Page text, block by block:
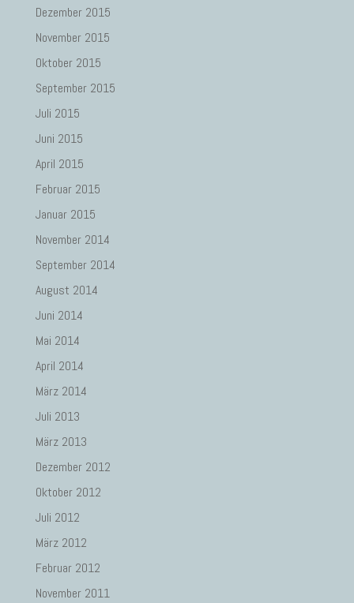
Dezember 2015
November 2015
Oktober 2015
September 2015
Juli 2015
Juni 2015
April 2015
Februar 2015
Januar 2015
November 2014
September 2014
August 2014
Juni 2014
Mai 2014
April 2014
März 2014
Juli 2013
März 2013
Dezember 2012
Oktober 2012
Juli 2012
März 2012
Februar 2012
November 2011